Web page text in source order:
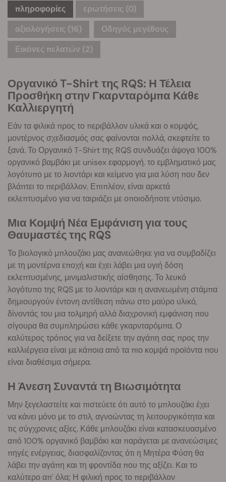
πληροφορίες ερωτήσεις (0)
αξιολογήσεις (16)
Οδηγός μεγέθους
Εικόνες πελατών (2)
Οργανικό T-Shirt της RQS: Η Τέλεια
Προσθήκη στην Γκαρνταρόμπα Κάθε
Καλλιεργητή
Εάν τα φιλικά προς το περιβάλλον υλικά και ο κομψός,
μοντέρνος σχεδιασμός σας φαίνονται πολλά, σκεφτείτε το
ξανά. Το Οργανικό T-Shirt της RQS συνδυάζει άψογα 100%
οργανικό βαμβάκι με unisex εφαρμογή. το εμβληματικό μας
λογότυπο με το λιοντάρι και κείμενο για μια λύση που δεν
βλάπτει το περιβάλλον. Επιπλέον, είναι αρκετά
εκλεπτυσμένο για να ταιριάζει με οποιοδήποτε ντύσιμο.
Μια Κομψή Νέα Εμφάνιση για τους
Θαυμαστές της RQS
Το βιολογικό μπλουζάκι μας ανανεώθηκε για να συμβαδίζει
με τη μοντέρνα εποχή και έχει λάβει μια υγιή δόση
εκλεπτυσμένης, μινιμαλιστικής αίσθησης. Το λευκό
λογότυπο της RQS με το λιοντάρι και η ανανεωμένη στάμπα
δημιουργούν έντονη αντίθεση πάνω στο μαύρο υλικό,
δίνοντάς του μια τολμηρή αλλά διαχρονική εμφάνιση που
σίγουρα θα συμπληρώσει κάθε γκαρνταρόμπα. Ο
καλύτερος τρόπος για να δείξετε την αγάπη σας προς την
καλλιέργεια είναι με κάποια από τα πιο κομψά προϊόντα που
είναι διαθέσιμα σήμερα.
Η Άνεση Συναντά τη Βιωσιμότητα
Μην ξεγελαστείτε και πιστεύετε ότι αυτό το μπλουζάκι έχει
να κάνει μόνο με το στιλ, αγνοώντας τη λειτουργικότητα και
τις σύγχρονες αξίες. Κάθε μπλουζάκι είναι κατασκευασμένο
από 100% οργανικό βαμβάκι και παράγεται με ανανεώσιμες
πηγές ενέργειας, διασφαλίζοντας ότι η Μητέρα Φύση θα
λάβει την αγάπη και τη φροντίδα που της αξίζει. Και το
καλύτερο απ' όλα; Η φιλική προς το περιβάλλον